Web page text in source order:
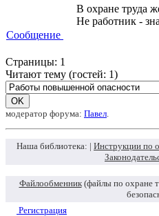
В охране труда
Не работник -
Сообщение
Страницы: 1
Читают тему (гостей: 1)
модератор форума: Павел
Наша библиотека: | Инструкции по
Файлообменник(файлы по охране
Регистрация